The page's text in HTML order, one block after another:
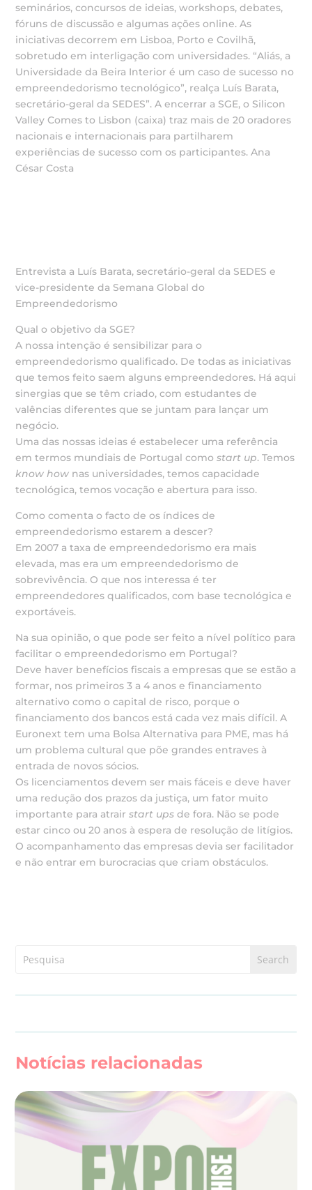
seminários, concursos de ideias, workshops, debates,
fóruns de discussão e algumas ações online. As
iniciativas decorrem em Lisboa, Porto e Covilhã,
sobretudo em interligação com universidades. “Aliás, a
Universidade da Beira Interior é um caso de sucesso no
empreendedorismo tecnológico”, realça Luís Barata,
secretário-geral da SEDES”. A encerrar a SGE, o Silicon
Valley Comes to Lisbon (caixa) traz mais de 20 oradores
nacionais e internacionais para partilharem
experiências de sucesso com os participantes. Ana
César Costa
Entrevista a Luís Barata, secretário-geral da SEDES e
vice-presidente da Semana Global do
Empreendedorismo
Qual o objetivo da SGE?
A nossa intenção é sensibilizar para o
empreendedorismo qualificado. De todas as iniciativas
que temos feito saem alguns empreendedores. Há aqui
sinergias que se têm criado, com estudantes de
valências diferentes que se juntam para lançar um
negócio.
Uma das nossas ideias é estabelecer uma referência
em termos mundiais de Portugal comostart up. Temos
know how nas universidades, temos capacidade
tecnológica, temos vocação e abertura para isso.
Como comenta o facto de os índices de
empreendedorismo estarem a descer?
Em 2007 a taxa de empreendedorismo era mais
elevada, mas era um empreendedorismo de
sobrevivência. O que nos interessa é ter
empreendedores qualificados, com base tecnológica e
exportáveis.
Na sua opinião, o que pode ser feito a nível político para
facilitar o empreendedorismo em Portugal?
Deve haver benefícios fiscais a empresas que se estão a
formar, nos primeiros 3 a 4 anos e financiamento
alternativo como o capital de risco, porque o
financiamento dos bancos está cada vez mais difícil. A
Euronext tem uma Bolsa Alternativa para PME, mas há
um problema cultural que põe grandes entraves à
entrada de novos sócios.
Os licenciamentos devem ser mais fáceis e deve haver
uma redução dos prazos da justiça, um fator muito
importante para atrairstart ups de fora. Não se pode
estar cinco ou 20 anos à espera de resolução de litígios.
O acompanhamento das empresas devia ser facilitador
e não entrar em burocracias que criam obstáculos.
Notícias relacionadas